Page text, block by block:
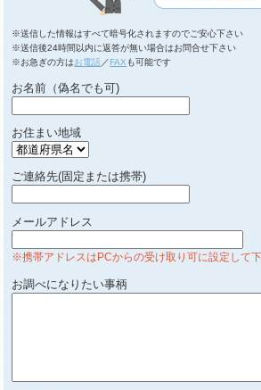
※送信した情報はすべて暗号化されますのでご安心下さい
※送信後24時間以内に返答が無い場合はお問合せ下さい
※お急ぎの方はお電話 ／FAX も可能です
お名前（偽名でも可)
お住まい地域
ご連絡先(固定または携帯)
メールアドレス
※携帯アドレスはPCからの受け取り可に設定して
お調べになりたい事柄